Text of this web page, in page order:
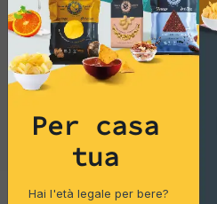
Per casa
tua
Hai l'età legale per bere?